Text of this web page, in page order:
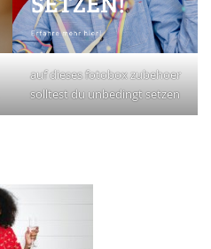
auf dieses fotobox zubehoer
solltest du unbedingt setzen